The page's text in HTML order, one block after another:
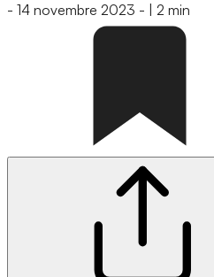
- 14 novembre 2023 - 2 min